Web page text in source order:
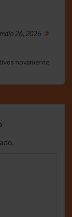
maio 26, 2026 #
novamente